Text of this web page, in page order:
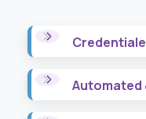
Automated